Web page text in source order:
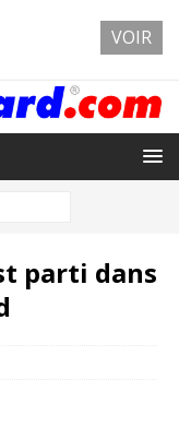
parti dans
VOIR